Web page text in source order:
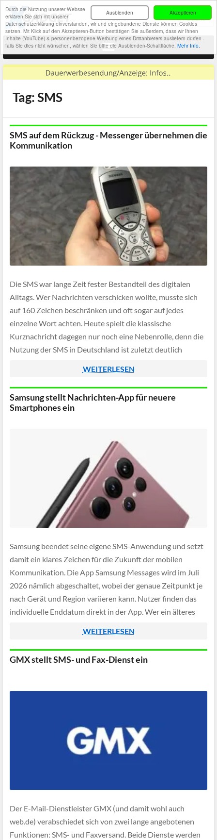
Akzeptieren
Ausblenden
Durch die Nutzung unserer Website
erklären Sie sich mit unserer
Datenschutzerklärung einverstanden, wir und eingebundene Dienste können Cookies
setzen. Mit Klick auf den Akzeptieren-Button bestätigen Sie außerdem, dass wir Ihnen
Inhalte (YouTube) & personenbezogene Werbung eines Drittanbieters ausliefern dürfen -
falls Sie dies nicht wünschen, wählen Sie bitte die Ausblenden-Schaltfläche. Mehr Info.
Tag: SMS
SMS auf dem Rückzug - Messenger übernehmen die
Kommunikation
Die SMS war lange Zeit fester Bestandteil des digitalen
Alltags. Wer Nachrichten verschicken wollte, musste sich
auf 160 Zeichen beschränken und oft sogar auf jedes
einzelne Wort achten. Heute spielt die klassische
Kurznachricht dagegen nur noch eine Nebenrolle, denn die
Nutzung der SMS in Deutschland ist zuletzt deutlich
WEITERLESEN
Samsung stellt Nachrichten-App für neuere
Smartphones ein
Samsung beendet seine eigene SMS-Anwendung und setzt
damit ein klares Zeichen für die Zukunft der mobilen
Kommunikation. Die App Samsung Messages wird im Juli
2026 nämlich abgeschaltet, wobei der genaue Zeitpunkt je
nach Gerät und Region variieren kann. Nutzer finden das
individuelle Enddatum direkt in der App. Wer ein älteres
WEITERLESEN
GMX stellt SMS- und Fax-Dienst ein
Der E-Mail-Dienstleister GMX (und damit wohl auch
web.de) verabschiedet sich von zwei lange angebotenen
Funktionen: SMS- und Faxversand. Beide Dienste werden